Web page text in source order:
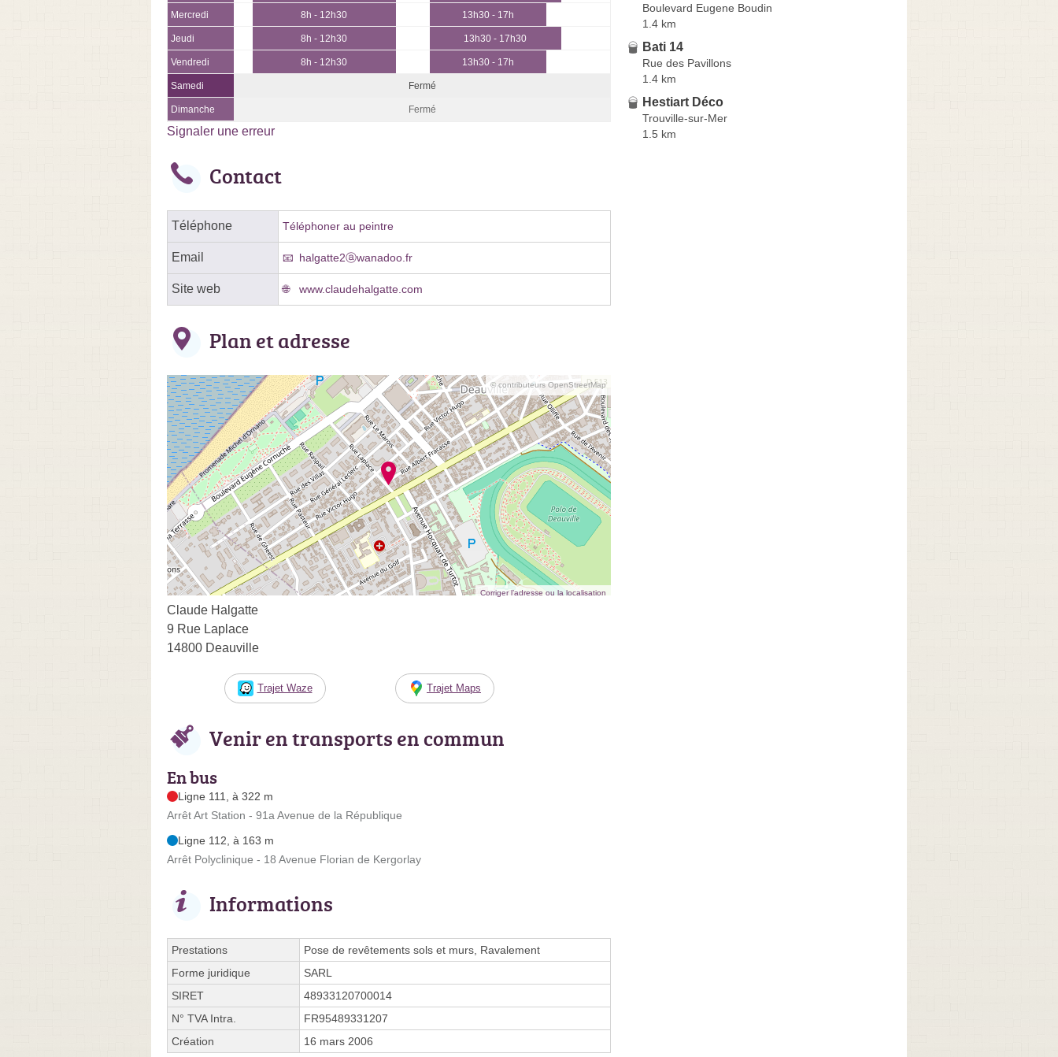
Mercredi 8h - 12h30 13h30 - 17h
Jeudi 8h - 12h30 13h30 - 17h30
Vendredi 8h - 12h30 13h30 - 17h
Samedi Fermé
Dimanche Fermé
Signaler une erreur
Contact
Téléphone Téléphoner au peintre
Email halgatte2ⓐwanadoo.fr
Site web www.claudehalgatte.com
Plan et adresse
© contributeurs OpenStreetMap
Corriger l’adresse ou la localisation
Claude Halgatte
9 Rue Laplace
14800 Deauville
Trajet Waze Trajet Maps
Venir en transports en commun
En bus
Ligne 111, à 322 m
Arrêt Art Station - 91a Avenue de la République
Ligne 112, à 163 m
Arrêt Polyclinique - 18 Avenue Florian de Kergorlay
Informations
Prestations
Pose de revêtements sols et murs, Ravalement
Forme juridique
SARL
SIRET
48933120700014
N° TVA Intra.
FR95489331207
Création
16 mars 2006
Boulevard Eugene Boudin
1.4 km
Bati 14
Rue des Pavillons
1.4 km
Hestiart Déco
Trouville-sur-Mer
1.5 km